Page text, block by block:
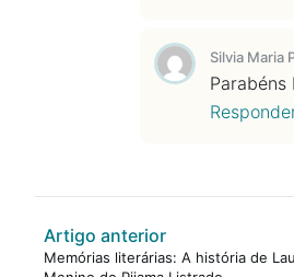
Silvia Maria
Parabéns
Artigo anterior
Memórias literárias: A história de